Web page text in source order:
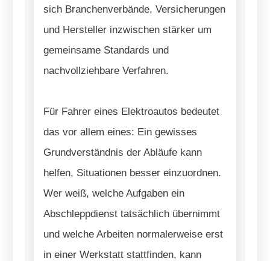
sich Branchenverbände, Versicherungen
und Hersteller inzwischen stärker um
gemeinsame Standards und
nachvollziehbare Verfahren.
Für Fahrer eines Elektroautos bedeutet
das vor allem eines: Ein gewisses
Grundverständnis der Abläufe kann
helfen, Situationen besser einzuordnen.
Wer weiß, welche Aufgaben ein
Abschleppdienst tatsächlich übernimmt
und welche Arbeiten normalerweise erst
in einer Werkstatt stattfinden, kann